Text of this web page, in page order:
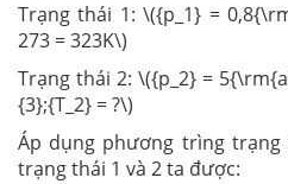
Trạng thái 1: \({p_1} =
273 = 323K\)
Trạng thái 2: \({p_2} =
{3};{T_2} = ?\)
Áp dụng phương trìng
trạng thái 1 và 2 ta được: